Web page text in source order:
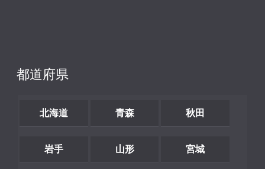
都道府県
北海道 青森 秋田
岩手 山形 宮城